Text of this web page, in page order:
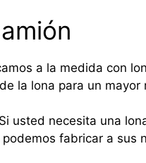
a la medida con
la lona para un
Si usted necesita una
fabricar a